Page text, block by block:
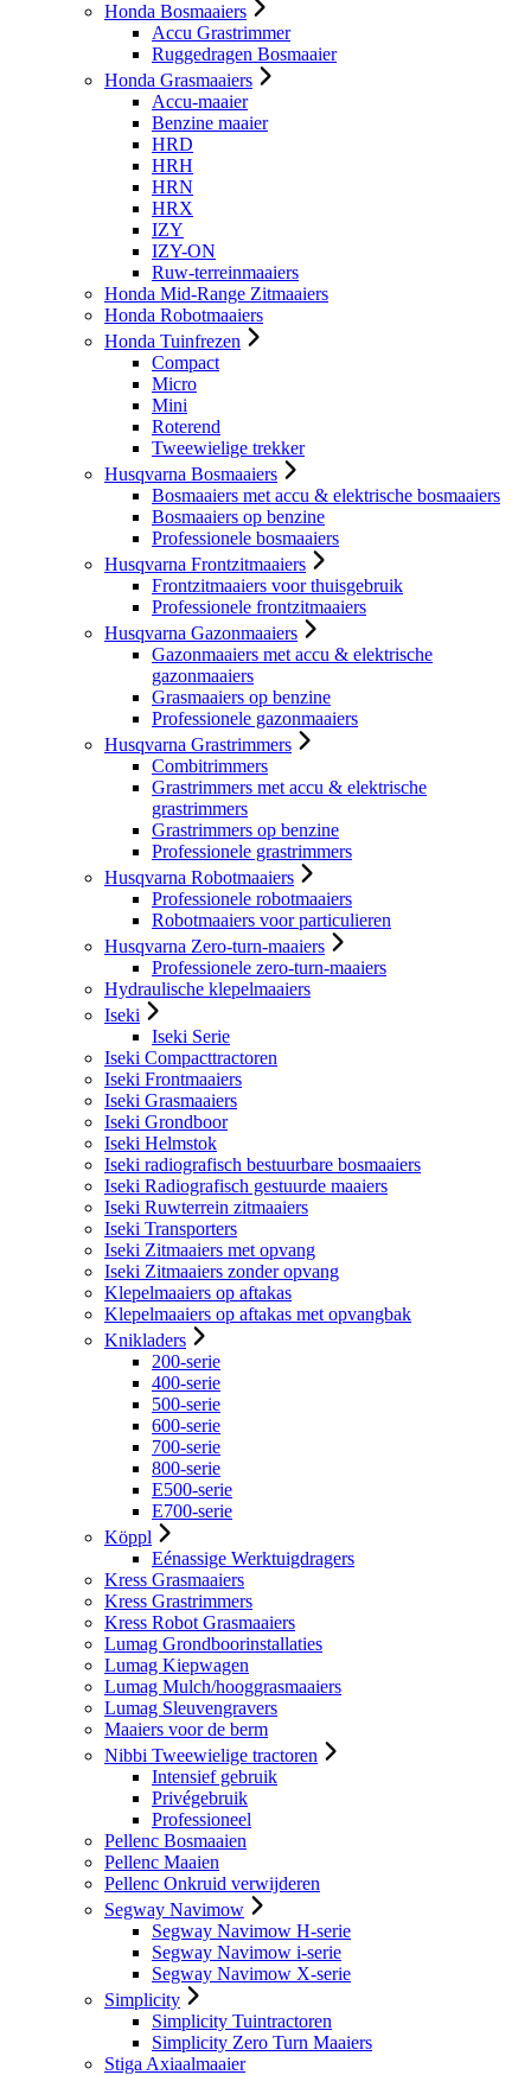
Honda Bosmaaiers
Accu Grastrimmer
Ruggedragen Bosmaaier
Honda Grasmaaiers
Accu-maaier
Benzine maaier
HRD
HRH
HRN
HRX
IZY
IZY-ON
Ruw-terreinmaaiers
Honda Mid-Range Zitmaaiers
Honda Robotmaaiers
Honda Tuinfrezen
Compact
Micro
Mini
Roterend
Tweewielige trekker
Husqvarna Bosmaaiers
Bosmaaiers met accu & elektrische bosmaaiers
Bosmaaiers op benzine
Professionele bosmaaiers
Husqvarna Frontzitmaaiers
Frontzitmaaiers voor thuisgebruik
Professionele frontzitmaaiers
Husqvarna Gazonmaaiers
Gazonmaaiers met accu & elektrische
gazonmaaiers
Grasmaaiers op benzine
Professionele gazonmaaiers
Husqvarna Grastrimmers
Combitrimmers
Grastrimmers met accu & elektrische
grastrimmers
Grastrimmers op benzine
Professionele grastrimmers
Husqvarna Robotmaaiers
Professionele robotmaaiers
Robotmaaiers voor particulieren
Husqvarna Zero-turn-maaiers
Professionele zero-turn-maaiers
Hydraulische klepelmaaiers
Iseki
Iseki Serie
Iseki Compacttractoren
Iseki Frontmaaiers
Iseki Grasmaaiers
Iseki Grondboor
Iseki Helmstok
Iseki radiografisch bestuurbare bosmaaiers
Iseki Radiografisch gestuurde maaiers
Iseki Ruwterrein zitmaaiers
Iseki Transporters
Iseki Zitmaaiers met opvang
Iseki Zitmaaiers zonder opvang
Klepelmaaiers op aftakas
Klepelmaaiers op aftakas met opvangbak
Knikladers
200-serie
400-serie
500-serie
600-serie
700-serie
800-serie
E500-serie
E700-serie
Köppl
Eénassige Werktuigdragers
Kress Grasmaaiers
Kress Grastrimmers
Kress Robot Grasmaaiers
Lumag Grondboorinstallaties
Lumag Kiepwagen
Lumag Mulch/hooggrasmaaiers
Lumag Sleuvengravers
Maaiers voor de berm
Nibbi Tweewielige tractoren
Intensief gebruik
Privégebruik
Professioneel
Pellenc Bosmaaien
Pellenc Maaien
Pellenc Onkruid verwijderen
Segway Navimow
Segway Navimow H-serie
Segway Navimow i-serie
Segway Navimow X-serie
Simplicity
Simplicity Tuintractoren
Simplicity Zero Turn Maaiers
Stiga Axiaalmaaier